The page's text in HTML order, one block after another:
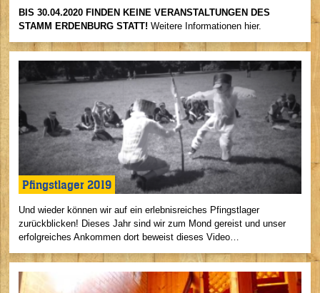
BIS 30.04.2020 FINDEN KEINE VERANSTALTUNGEN DES
STAMM ERDENBURG STATT! Weitere Informationen hier.
Pfingstlager 2019
Und wieder können wir auf ein erlebnisreiches Pfingstlager
zurückblicken! Dieses Jahr sind wir zum Mond gereist und unser
erfolgreiches Ankommen dort beweist dieses Video…